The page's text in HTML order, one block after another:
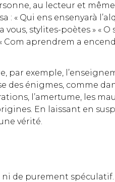
au lecteur et
« Qui ens ensenyarà
vous, stylites-poètes » «
Com aprendrem a
par exemple,
des énigmes, comme
l’amertume, les
En laissant en
vérité.
de purement spéculatif.